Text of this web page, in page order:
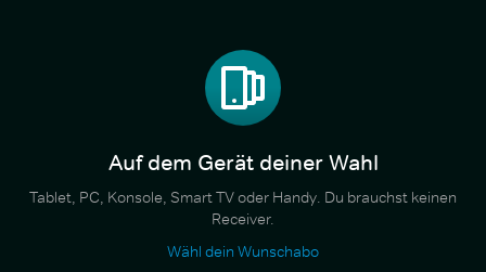
Auf dem Gerät deiner Wahl
Tablet, PC, Konsole, Smart TV oder Handy. Du brauchst keinen
Receiver.
Wähl dein Wunschabo